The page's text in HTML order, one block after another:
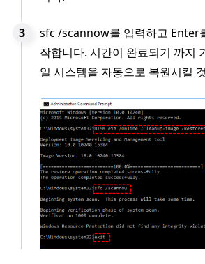
sfc /scannow를 입력하고 Enter
작합니다. 시간이 완료되기 까지
일 시스템을 자동으로 복원시킬